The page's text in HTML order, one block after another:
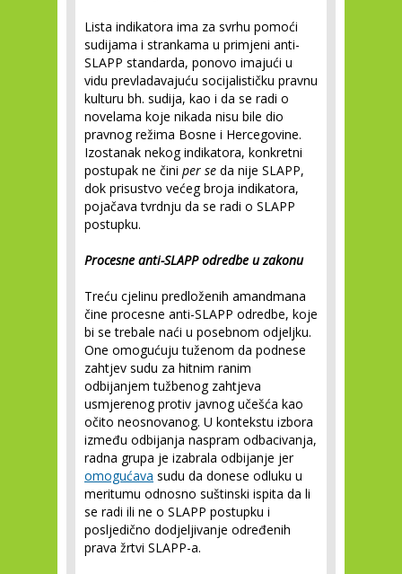
Lista indikatora ima za svrhu pomoći
sudijama i strankama u primjeni anti-
SLAPP standarda, ponovo imajući u
vidu prevladavajuću socijalističku pravnu
kulturu bh. sudija, kao i da se radi o
novelama koje nikada nisu bile dio
pravnog režima Bosne i Hercegovine.
Izostanak nekog indikatora, konkretni
postupak ne čini per se da nije SLAPP,
dok prisustvo većeg broja indikatora,
pojačava tvrdnju da se radi o SLAPP
postupku.
Procesne anti-SLAPP odredbe u zakonu
Treću cjelinu predloženih amandmana
čine procesne anti-SLAPP odredbe, koje
bi se trebale naći u posebnom odjeljku.
One omogućuju tuženom da podnese
zahtjev sudu za hitnim ranim
odbijanjem tužbenog zahtjeva
usmjerenog protiv javnog učešća kao
očito neosnovanog. U kontekstu izbora
između odbijanja naspram odbacivanja,
radna grupa je izabrala odbijanje jer
omogućava sudu da donese odluku u
meritumu odnosno suštinski ispita da li
se radi ili ne o SLAPP postupku i
posljedično dodjeljivanje određenih
prava žrtvi SLAPP-a.